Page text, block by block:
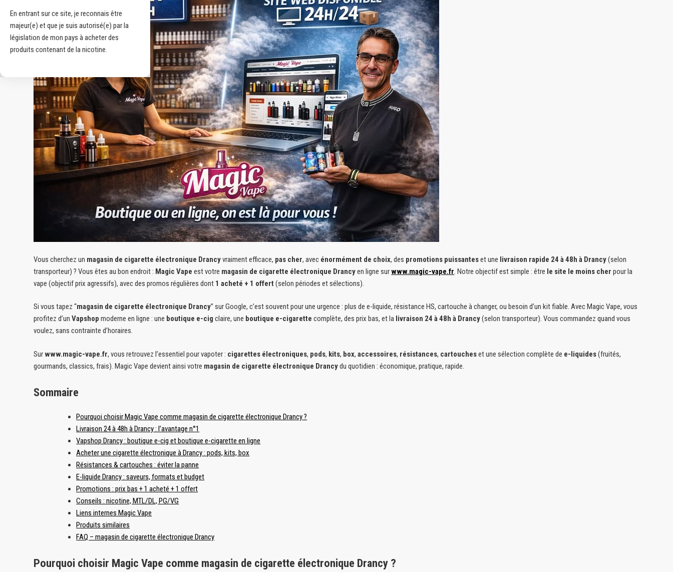
En entrant sur ce site, je reconnais être
majeur(e) et que je suis autorisé(e) par la
législation de mon pays à acheter des
produits contenant de la nicotine.
Vous cherchez un magasin de cigarette électronique Drancyvraiment efficace, pas cher, avec énormément de choix, des promotions puissanteset une livraison rapide 24 à 48h à Drancy(selon
transporteur) ? Vous êtes au bon endroit : Magic Vape est votre magasin de cigarette électronique Drancyen ligne surwww.magic-vape.fr . Notre objectif est simple : être le site le moins cher pour la
vape (objectif prix agressifs), avec des promos régulières dont 1 acheté + 1 offert (selon périodes et sélections).
Si vous tapez “magasin de cigarette électronique Drancy” sur Google, c’est souvent pour une urgence : plus de e-liquide, résistance HS, cartouche à changer, ou besoin d’un kit fiable. Avec Magic Vape, vous
profitez d’unVapshop moderne en ligne : une boutique e-cig claire, une boutique e-cigarette complète, des prix bas, et la livraison 24 à 48h à Drancy(selon transporteur). Vous commandez quand vous
voulez, sans contrainte d’horaires.
Surwww.magic-vape.fr, vous retrouvez l’essentiel pour vapoter : cigarettes électroniques, pods, kits, box,accessoires, résistances, cartoucheset une sélection complète de e-liquides(fruités,
gourmands, classics, frais). Magic Vape devient ainsi votre magasin de cigarette électronique Drancydu quotidien : économique, pratique, rapide.
Sommaire
Pourquoi choisir Magic Vape comme magasin de cigarette électronique Drancy ?
Livraison 24 à 48h à Drancy : l’avantage n°1
Vapshop Drancy : boutique e-cig et boutique e-cigarette en ligne
Acheter une cigarette électronique à Drancy : pods, kits, box
Résistances & cartouches : éviter la panne
E-liquide Drancy : saveurs, formats et budget
Promotions : prix bas + 1 acheté + 1 offert
Conseils : nicotine, MTL/DL, PG/VG
Liens internes Magic Vape
Produits similaires
FAQ – magasin de cigarette électronique Drancy
Pourquoi choisir Magic Vape comme magasin de cigarette électronique Drancy ?